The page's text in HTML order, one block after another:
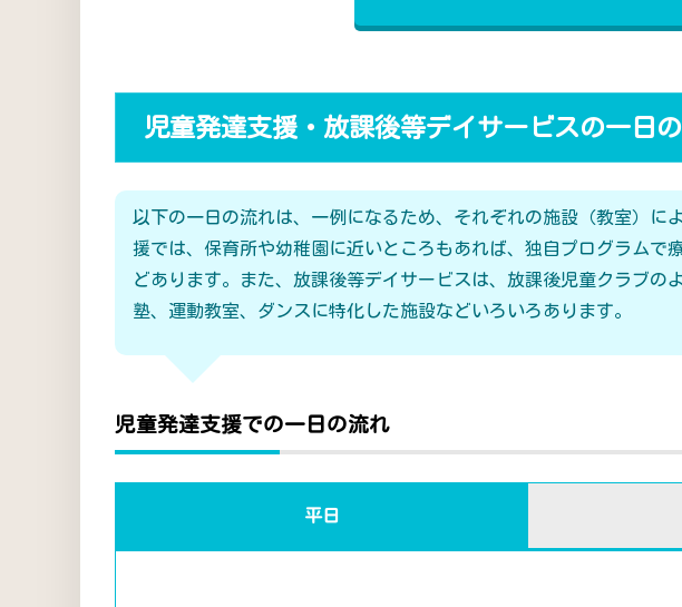
児童発達支援・放課後等デイサービスの一日
以下の一日の流れは、一例になるため、それぞれの施設（教室）に
援では、保育所や幼稚園に近いところもあれば、独自プログラムで
どあります。また、放課後等デイサービスは、放課後児童クラブの
塾、運動教室、ダンスに特化した施設などいろいろあります。
児童発達支援での一日の流れ
平日